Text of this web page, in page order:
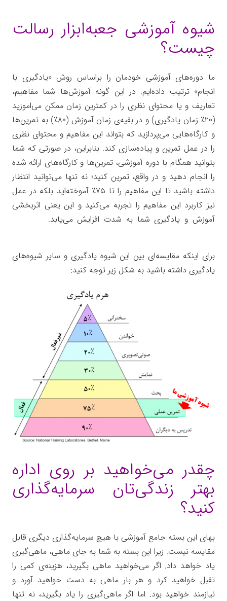
شیوه آموزشی جعبه‌ابزار رسالت
چیست؟
ما دوره‌های آموزشی خودمان را براساس روش «یادگیری با
انجام» ترتیب داده‌ایم. در این گونه آموزش‌ها شما مفاهیم،
تعاریف و یا محتوای نظری را در کمترین زمان ممکن می‌اموزید
(۲۰٪ زمان یادگیری) و در بقیه‌ی زمان آموزش (۸۰٪) به تمرین‌ها
و کارگاه‌هایی می‌پردازید که بتواند این مفاهیم و محتوای نظری
را در عمل تمرین و پیاده‌سازی کند. بنابراین، در صورتی که شما
بتوانید همگام با دوره آموزشی، تمرین‌ها و کارگاه‌های ارائه شده
را انجام دهید و در واقع، تمرین کنید؛ نه تنها می‌توانید انتظار
داشته باشید تا این مفاهیم را تا ۷۵٪ آموخته‌اید بلکه در عمل
نیز کاربرد این مفاهیم را تجربه می‌کنید و این یعنی اثربخشی
آموزش و یادگیری شما به شدت افزایش می‌یابد.
برای اینکه مقایسه‌ای بین این شیوه یادگیری و سایر شیوه‌های
یادگیری داشته باشید به شکل زیر توجه کنید:
چقدر می‌خواهید بر روی اداره
بهتر زندگی‌تان سرمایه‌گذاری
کنید؟
بهای این بسته جامع آموزشی با هیچ سرمایه‌گذاری دیگری قابل
مقایسه نیست. زیرا این بسته به شما به جای ماهی، ماهی‌گیری
یاد خواهد داد. اگر می‌خواهید ماهی بگیرید، هزینه‌ی کمی را
تقبل خواهید کرد و هر بار ماهی به دست خواهید آورد و
نیازمند خواهید بود. اما اگر ماهی‌گیری را یاد بگیرید، نه تنها